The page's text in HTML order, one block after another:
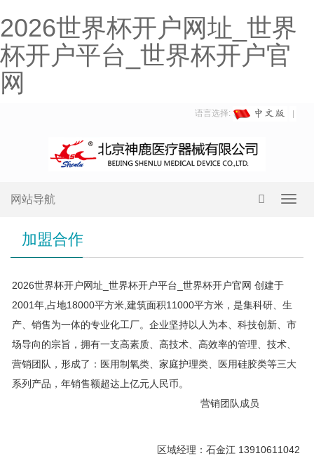
2026世界杯开户网址_世界
杯开户平台_世界杯开户官
网
语言选择:
网站导航
加盟合作
2026世界杯开户网址_世界杯开户平台_世界杯开户官网 创建于
2001年,占地18000平方米,建筑面积11000平方米，是集科研、生
产、销售为一体的专业化工厂。企业坚持以人为本、科技创新、市
场导向的宗旨，拥有一支高素质、高技术、高效率的管理、技术、
营销团队，形成了：医用制氧类、家庭护理类、医用硅胶类等三大
系列产品，年销售额超达上亿元人民币。
营销团队成员
区域经理：石金江 13910611042